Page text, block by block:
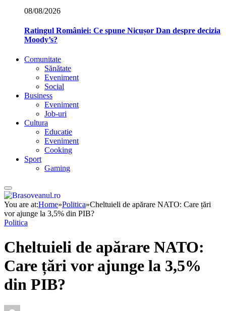
08/08/2026
Ratingul României: Ce spune Nicușor Dan despre decizia
Moody’s?
Comunitate
Sănătate
Eveniment
Social
Business
Eveniment
Job-uri
Cultura
Educatie
Eveniment
Cooking
Sport
Gaming
You are at:Home»Politica»Cheltuieli de apărare NATO: Care țări
vor ajunge la 3,5% din PIB?
Politica
Cheltuieli de apărare NATO:
Care țări vor ajunge la 3,5%
din PIB?